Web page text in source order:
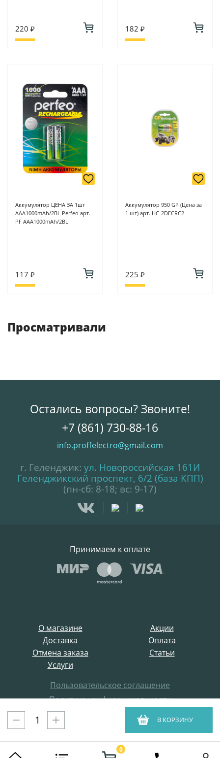
В КОРЗИНУ
220 ₽ 182 ₽
Аккумулятор ЦЕНА ЗА 1шт
AAA1000mAh/2BL Perfeo арт.
PF AAA1000mAh/2BL
117 ₽
Аккумулятор 950 GP (Цена за
1 шт) арт. HC-2DECRC2
225 ₽
Просматривали
О магазине
Акции
Доставка
Оплата
Отмена заказа
Статьи
Услуги
Пользовательское соглашение
Политика конфиденциальности
Все права защищены
ProffElectro.ru © 2021
Остались вопросы? Звоните!
+7 (861) 730-88-16
info.proffelectro@gmail.com
г. Геленджик: ул. Новороссийская 161И
Геленджикский проспект, 6/2 (база КПП)
(пн-сб: 8-18; вс: 9-17)
Принимаем к оплате
0